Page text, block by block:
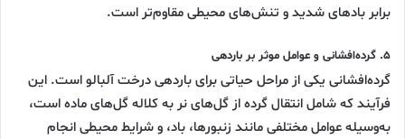
برابر بادهای شدید و تنش‌های محیطی مقاوم‌تر است.
۵. گرده‌افشانی و عوامل موثر بر باردهی
گرده‌افشانی یکی از مراحل حیاتی برای باردهی درخت آلبالو است. این
فرآیند که شامل انتقال گرده از گل‌های نر به کلاله گل‌های ماده است،
به‌وسیله عوامل مختلفی مانند زنبورها، باد، و شرایط محیطی انجام